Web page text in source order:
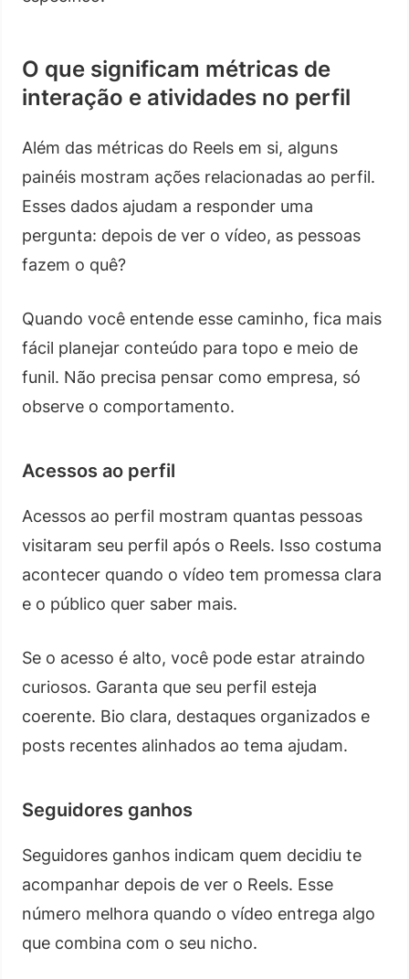
O que significam métricas de
interação e atividades no perfil
Além das métricas do Reels em si, alguns
painéis mostram ações relacionadas ao perfil.
Esses dados ajudam a responder uma
pergunta: depois de ver o vídeo, as pessoas
fazem o quê?
Quando você entende esse caminho, fica mais
fácil planejar conteúdo para topo e meio de
funil. Não precisa pensar como empresa, só
observe o comportamento.
Acessos ao perfil
Acessos ao perfil mostram quantas pessoas
visitaram seu perfil após o Reels. Isso costuma
acontecer quando o vídeo tem promessa clara
e o público quer saber mais.
Se o acesso é alto, você pode estar atraindo
curiosos. Garanta que seu perfil esteja
coerente. Bio clara, destaques organizados e
posts recentes alinhados ao tema ajudam.
Seguidores ganhos
Seguidores ganhos indicam quem decidiu te
acompanhar depois de ver o Reels. Esse
número melhora quando o vídeo entrega algo
que combina com o seu nicho.